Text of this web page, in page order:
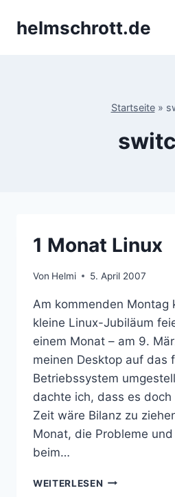
Inhalthelmschrott.de
Startseite»
1 Monat Linux
Von Helmi 5. April 2007
Am kommenden Montag
kleine Linux-Jubiläum
einem Monat – am 9.
meinen Desktop auf das
Betriebssystem
dachte ich, dass es
Zeit wäre Bilanz zu
Monat, die Probleme
beim…
WEITERLESEN 1